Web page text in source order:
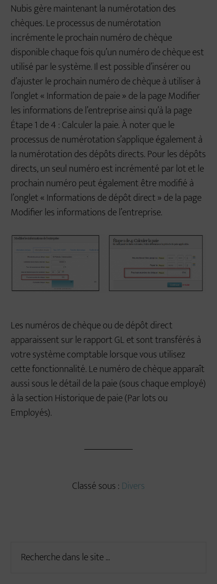
Nubis gère maintenant la numérotation des
chèques. Le processus de numérotation
incrémente le prochain numéro de chèque
disponible chaque fois qu’un numéro de chèque est
utilisé par le système. Il est possible d’insérer ou
d’ajuster le prochain numéro de chèque à utiliser à
l’onglet « Information de paie » de la page Modifier
les informations de l’entreprise ainsi qu’à la page
Étape 1 de 4 : Calculer la paie. À noter que le
processus de numérotation s’applique également à
la numérotation des dépôts directs. Pour les dépôts
directs, un seul numéro est incrémenté par lot et le
prochain numéro peut également être modifié à
l’onglet « Informations de dépôt direct » de la page
Modifier les informations de l’entreprise.
Les numéros de chèque ou de dépôt direct
apparaissent sur le rapport GL et sont transférés à
votre système comptable lorsque vous utilisez
cette fonctionnalité. Le numéro de chèque apparaît
aussi sous le détail de la paie (sous chaque employé)
à la section Historique de paie (Par lots ou
Employés).
Classé sous : Divers
Primary
Sidebar
dans